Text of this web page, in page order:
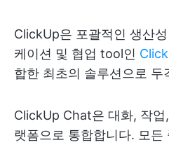
ClickUp은 포괄적인 생산
케이션 및 협업 tool인
합한 최초의 솔루션으로 두
ClickUp Chat은 대화, 작업
랫폼으로 통합합니다. 모든